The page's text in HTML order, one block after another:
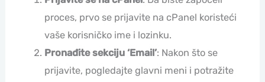
proces, prvo se prijavite na cPanel koristeći
vaše korisničko ime i lozinku.
Pronađite sekciju ‘Email’: Nakon što se
prijavite, pogledajte glavni meni i potražite